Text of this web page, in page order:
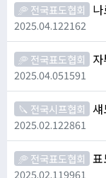
🥏 전국표도협회
2025.04.122162
🥏 전국표도협회
2025.04.051591
🔪 전국시프협회
2025.02.122861
🥏 전국표도협회
2025.02.119961